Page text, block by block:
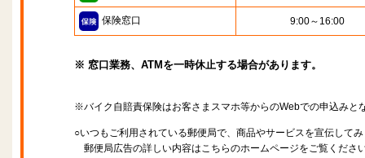
保険窓口 9:00～16:00
※ 窓口業務、ATMを一時休止する場合があります。
※バイク自賠責保険はお客さまスマホ等からのWebでの申込みと
○いつもご利用されている郵便局で、商品やサービスを宣伝して
郵便局広告の詳しい内容はこちらのホームページをご覧くださ